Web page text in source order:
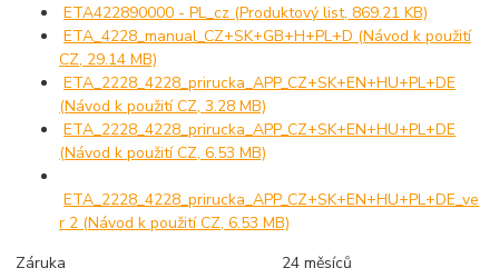
ETA422890000 - PL_cz (Produktový list, 869.21 KB)
ETA_4228_manual_CZ+SK+GB+H+PL+D (Návod k použití
CZ, 29.14 MB)
ETA_2228_4228_prirucka_APP_CZ+SK+EN+HU+PL+DE
(Návod k použití CZ, 3.28 MB)
ETA_2228_4228_prirucka_APP_CZ+SK+EN+HU+PL+DE
(Návod k použití CZ, 6.53 MB)
ETA_2228_4228_prirucka_APP_CZ+SK+EN+HU+PL+DE_ve
r 2 (Návod k použití CZ, 6.53 MB)
Záruka
24 měsíců